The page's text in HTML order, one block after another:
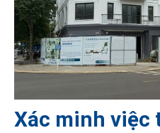
Xác minh việc